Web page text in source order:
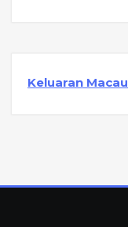
Keluaran Macau